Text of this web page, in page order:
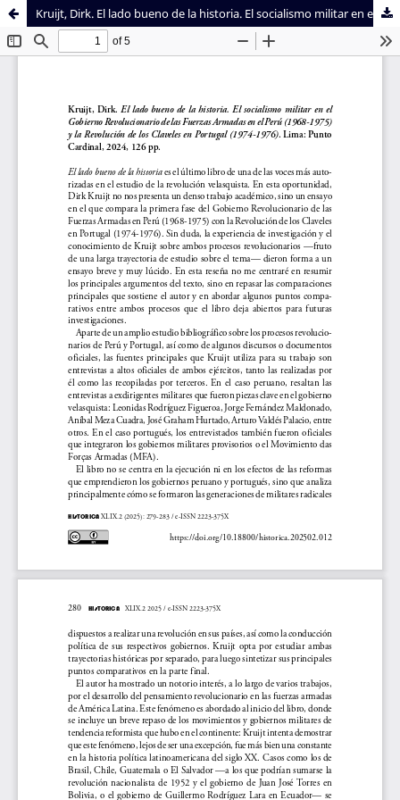
Kruijt, Dirk. El lado bueno de la historia. El socialismo militar en el Gobierno Revolucionario de las Fuerzas Armadas en el Perú (1968-1975) y la Revolución de los Claveles en Portugal (1974-1976). Lima: Punto Cardinal, 2024, 126 pp.